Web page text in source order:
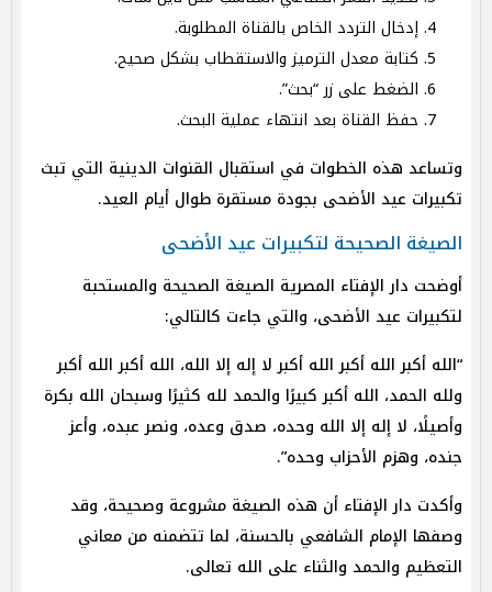
إدخال التردد الخاص بالقناة المطلوبة.
كتابة معدل الترميز والاستقطاب بشكل صحيح.
الضغط على زر “بحث”.
حفظ القناة بعد انتهاء عملية البحث.
وتساعد هذه الخطوات في استقبال القنوات الدينية التي تبث
تكبيرات عيد الأضحى بجودة مستقرة طوال أيام العيد.
الصيغة الصحيحة لتكبيرات عيد الأضحى
أوضحت دار الإفتاء المصرية الصيغة الصحيحة والمستحبة
لتكبيرات عيد الأضحى، والتي جاءت كالتالي:
“الله أكبر الله أكبر الله أكبر لا إله إلا الله، الله أكبر الله أكبر
ولله الحمد، الله أكبر كبيرًا والحمد لله كثيرًا وسبحان الله بكرة
وأصيلًا، لا إله إلا الله وحده، صدق وعده، ونصر عبده، وأعز
جنده، وهزم الأحزاب وحده”.
وأكدت دار الإفتاء أن هذه الصيغة مشروعة وصحيحة، وقد
وصفها الإمام الشافعي بالحسنة، لما تتضمنه من معاني
التعظيم والحمد والثناء على الله تعالى.